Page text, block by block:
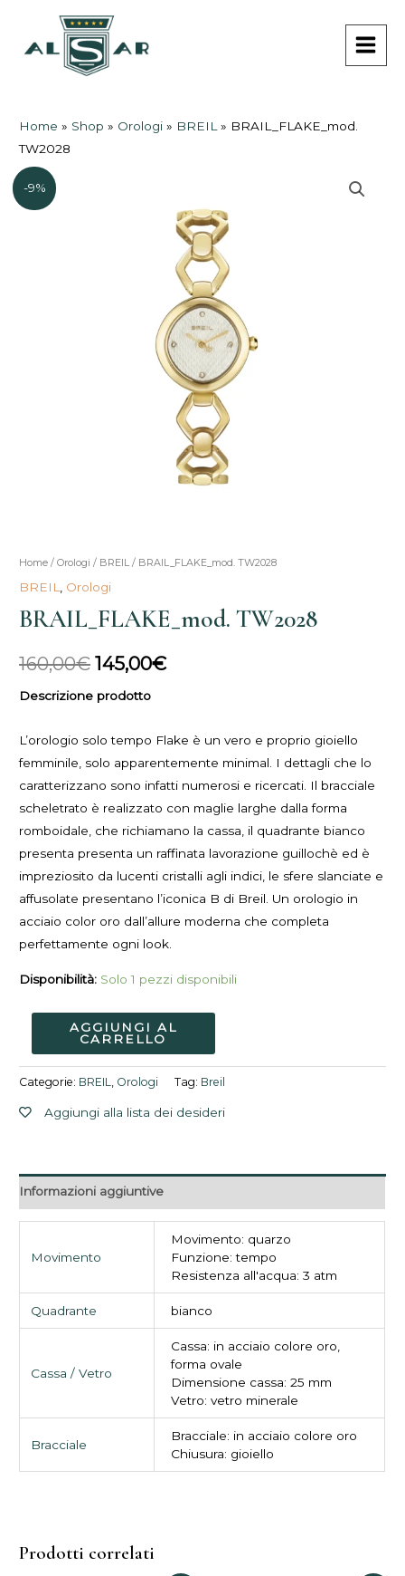
contenuto
Home » Shop » Orologi » BREIL» BRAIL_FLAKE_mod.
TW2028
-9%
Home /Orologi / BREIL / BRAIL_FLAKE_mod. TW2028
BREIL Orologi
BRAIL_FLAKE_mod. TW2028
160,00€
Il
era:
160,00€.
145,00€
Il
prezzo
è:
Descrizione prodotto
L’orologio solo tempo Flake è un vero e proprio gioiello
femminile, solo apparentemente minimal. I dettagli che lo
caratterizzano sono infatti numerosi e ricercati. Il bracciale
scheletrato è realizzato con maglie larghe dalla forma
romboidale, che richiamano la cassa, il quadrante bianco
presenta presenta un raffinata lavorazione guillochè ed è
impreziosito da lucenti cristalli agli indici, le sfere slanciate e
affusolate presentano l’iconica B di Breil. Un orologio in
acciaio color oro dall’allure moderna che completa
perfettamente ogni look.
Disponibilità: Solo 1 pezzi disponibili
BRAIL_FLAKE_mod.
TW2028
quantità
AGGIUNGI AL
CARRELLO
Categorie: BREIL, Orologi Tag: Breil
Aggiungi alla lista dei desideri
Informazioni aggiuntive
Movimento
Movimento: quarzo
Funzione: tempo
Resistenza all'acqua: 3 atm
Quadrante bianco
Cassa / Vetro
Cassa: in acciaio colore oro,
forma ovale
Dimensione cassa: 25 mm
Vetro: vetro minerale
Bracciale
Bracciale: in acciaio colore oro
Chiusura: gioiello
Prodotti correlati